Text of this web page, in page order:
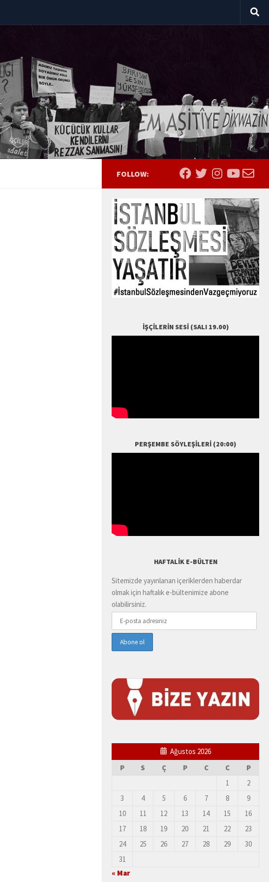
FOLLOW:
İŞÇILERIN SESI (SALI 19.00)
PERŞEMBE SÖYLEŞILERI (20:00)
HAFTALIK E-BÜLTEN
Sitemizde yayınlanan içeriklerden haberdar
olmak için haftalık e-bültenimize abone
olabilirsiniz.
Ağustos 2026
P
S Ç P C C
P
1
2
3
4 5 6 7 8
9
10
11 12 13 14 15
16
17
18 19 20 21 22
23
24
25 26 27 28 29
30
31
« Mar